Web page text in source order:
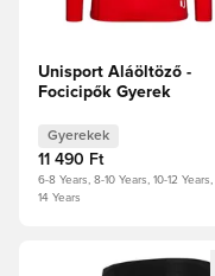
Unisport Aláöltöző -
Focicipők Gyerek
Gyerekek
11 490 Ft
6-8 Years, 8-10 Years, 10-12 Years,
14 Years
Megnyit egy modált